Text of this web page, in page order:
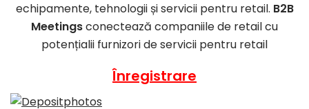
echipamente, tehnologii și servicii pentru retail. B2B
Meetingsconectează companiile de retail cu
potențialii furnizori de servicii pentru retail
Înregistrare